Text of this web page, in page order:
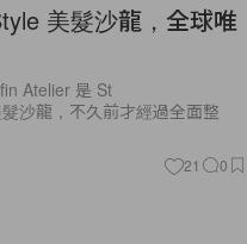
美髮沙龍，全球唯
Atelier 是 St
沙龍，不久前才經過全面整
21 0